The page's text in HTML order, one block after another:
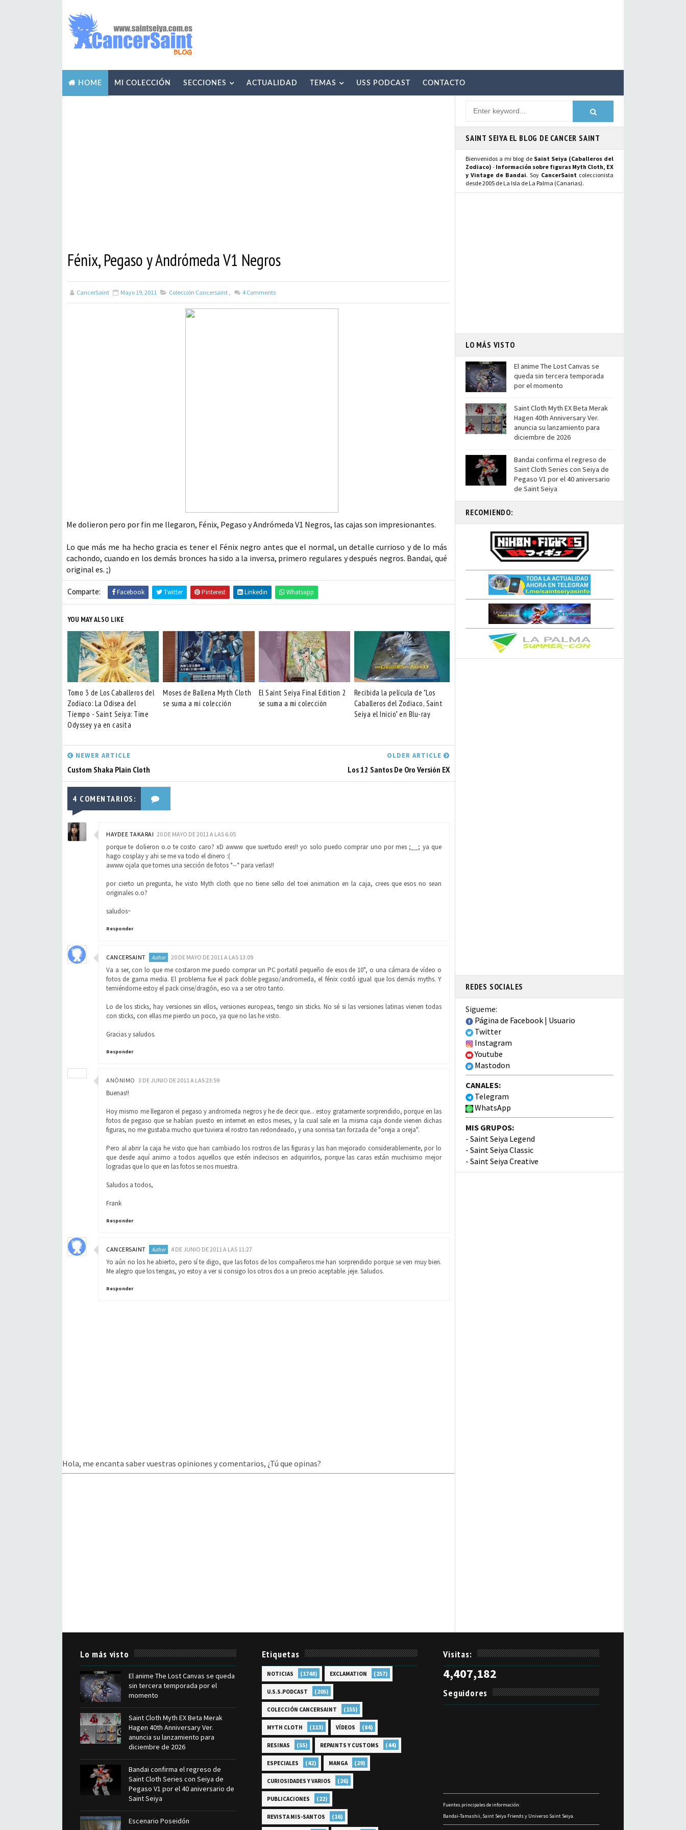
HOME MI COLECCIÓN SECCIONES ACTUALIDAD TEMAS USS PODCAST CONTACTO
Fénix, Pegaso y Andrómeda V1 Negros
CancerSaint Mayo 19, 2011 Colección Cancersaint , 4 Comments
Me dolieron pero por fin me llegaron, Fénix, Pegaso y Andrómeda V1 Negros, las cajas son impresionantes.
Lo que más me ha hecho gracia es tener el Fénix negro antes que el normal, un detalle currioso y de lo más
cachondo, cuando en los demás bronces ha sido a la inversa, primero regulares y después negros. Bandai, qué
original es. ;)
Comparte: Facebook Twitter Pinterest Linkedin Whatsapp
YOU MAY ALSO LIKE
Tomo 3 de Los Caballeros del
Zodiaco: La Odisea del
Tiempo - Saint Seiya: Time
Odyssey ya en casita
Moses de Ballena Myth Cloth
se suma a mi colección
El Saint Seiya Final Edition 2
se suma a mi colección
Recibida la película de "Los
Caballeros del Zodiaco, Saint
Seiya el Inicio" en Blu-ray
NEWER ARTICLE
Custom Shaka Plain Cloth
OLDER ARTICLE
Los 12 Santos De Oro Versión EX
4 COMENTARIOS:
HAYDEE TAKARAI 20 DE MAYO DE 2011 A LAS 6:05
porque te dolieron o.o te costo caro? xD awww que suertudo eres!! yo solo puedo comprar uno por mes ;__; ya que
hago cosplay y ahi se me va todo el dinero :(
awww ojala que tomes una sección de fotos *--* para verlas!!
por cierto un pregunta, he visto Myth cloth que no tiene sello del toei animation en la caja, crees que esos no sean
originales o.o?
saludos~
Responder
CANCERSAINT 20 DE MAYO DE 2011 A LAS 13:09
Va a ser, con lo que me costaron me puedo comprar un PC portatil pequeño de esos de 10", o una cámara de vídeo o
fotos de gama media. El problema fue el pack doble pegaso/andromeda, el fénix costó igual que los demás myths. Y
temiéndome estoy el pack cinse/dragón, eso va a ser otro tanto.
Lo de los sticks, hay versiones sin ellos, versiones europeas, tengo sin sticks. No sé si las versiones latinas vienen todas
con sticks, con ellas me pierdo un poco, ya que no las he visto.
Gracias y saludos.
Responder
ANÓNIMO 3 DE JUNIO DE 2011 A LAS 23:59
Buenas!!
Hoy mismo me llegaron el pegaso y andromeda negros y he de decir que... estoy gratamente sorprendido, porque en las
fotos de pegaso que se habían puesto en internet en estos meses, y la cual sale en la misma caja donde vienen dichas
figuras, no me gustaba mucho que tuviera el rostro tan redondeado, y una sonrisa tan forzada de "oreja a oreja".
Pero al abrir la caja he visto que han cambiado los rostros de las figuras y las han mejorado considerablemente, por lo
que desde aquí animo a todos aquellos que estén indecisos en adquirirlos, porque las caras están muchisimo mejor
logradas que lo que en las fotos se nos muestra.
Saludos a todos,
Frank
Responder
CANCERSAINT 4 DE JUNIO DE 2011 A LAS 11:27
Yo aún no los he abierto, pero sí te digo, que las fotos de los compañeros me han sorprendido porque se ven muy bien.
Me alegro que los tengas, yo estoy a ver si consigo los otros dos a un precio aceptable. jeje. Saludos.
Responder
Hola, me encanta saber vuestras opiniones y comentarios, ¿Tú que opinas?
SAINT SEIYA EL BLOG DE CANCER SAINT
Bienvenidos a mi blog de Saint Seiya (Caballeros del
Zodiaco) - Información sobre figuras Myth Cloth, EX
y Vintage de Bandai. Soy CancerSaint coleccionista
desde 2005 de La Isla de La Palma (Canarias).
LO MÁS VISTO
El anime The Lost Canvas se
queda sin tercera temporada
por el momento
Saint Cloth Myth EX Beta Merak
Hagen 40th Anniversary Ver.
anuncia su lanzamiento para
diciembre de 2026
Bandai confirma el regreso de
Saint Cloth Series con Seiya de
Pegaso V1 por el 40 aniversario
de Saint Seiya
RECOMIENDO:
REDES SOCIALES
Sigueme:
Página de Facebook | Usuario
Twitter
Instagram
Youtube
Mastodon
CANALES:
Telegram
WhatsApp
MIS GRUPOS:
- Saint Seiya Legend
- Saint Seiya Classic
- Saint Seiya Creative
Lo más visto
El anime The Lost Canvas se queda
sin tercera temporada por el
momento
Saint Cloth Myth EX Beta Merak
Hagen 40th Anniversary Ver.
anuncia su lanzamiento para
diciembre de 2026
Bandai confirma el regreso de
Saint Cloth Series con Seiya de
Pegaso V1 por el 40 aniversario de
Saint Seiya
Escenario Poseidón
Etiquetas
NOTICIAS (1748) EXCLAMATION (257)
U.S.S.PODCAST (205)
COLECCIÓN CANCERSAINT (155)
MYTH CLOTH (113) VÍDEOS (84)
RESINAS (55) REPAINTS Y CUSTOMS (44)
ESPECIALES (42) MANGA (29)
CURIOSIDADES Y VARIOS (26)
PUBLICACIONES (22)
REVISTA MIS-SANTOS (16)
Visitas:
4,407,182
Seguidores
Fuentes principales de información:
Bandai-Tamashii, Saint Seiya Friends y Universo Saint Seiya.